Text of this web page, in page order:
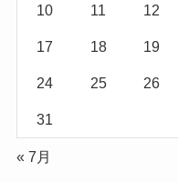
10 11 12
17 18 19
24 25 26
31
« 7月